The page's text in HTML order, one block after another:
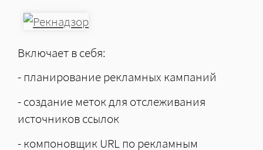
Включает в себя:
- планирование рекламных кампаний
- создание меток для отслеживания
источников ссылок
- компоновщик URL по рекламным